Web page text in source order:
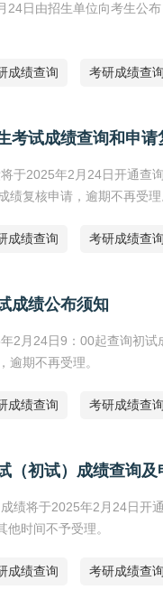
日由招生单位向考生公
成绩查询 考研成绩查
考试成绩查询和申请
于2025年2月24日开通查
绩复核申请，逾期不再受理
成绩查询 考研成绩查
成绩公布须知
2月24日9：00起查询初
逾期不再受理。
成绩查询 考研成绩查
（初试）成绩查询及
绩将于2025年2月24日开
时间不予受理。
成绩查询 考研成绩查